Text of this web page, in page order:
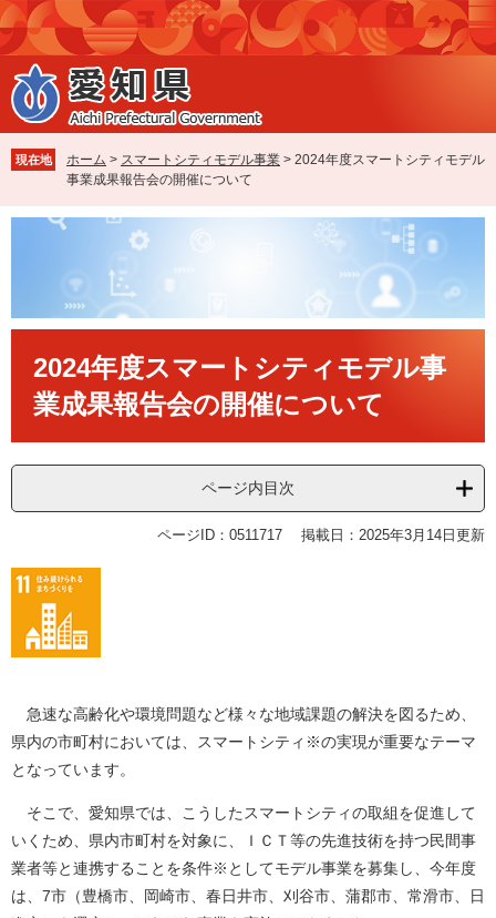
ペ
ー
ジ
の
先
で
す
メ
ニ
ュ
ー
を
ば
し
本
現在地 ホーム > スマートシティモデル事業 > 2024年度スマートシティモデル
事業成果報告会の開催について
2024年度スマートシティモデル事
業成果報告会の開催について
ページ内目次
ページID：0511717 掲載日：2025年3月14日更新
急速な高齢化や環境問題など様々な地域課題の解決を図るため、
県内の市町村においては、スマートシティ※の実現が重要なテーマ
となっています。
そこで、愛知県では、こうしたスマートシティの取組を促進して
いくため、県内市町村を対象に、ＩＣＴ等の先進技術を持つ民間事
業者等と連携することを条件※としてモデル事業を募集し、今年度
は、7市（豊橋市、岡崎市、春日井市、刈谷市、蒲郡市、常滑市、日